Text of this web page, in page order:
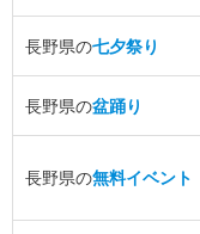
長野県の七夕祭り
長野県の盆踊り
長野県の無料イベント